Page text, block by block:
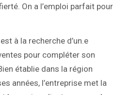
On a l’emploi parfait pour
à la recherche d’un.e
pour compléter son
établie dans la région
années, l’entreprise met la